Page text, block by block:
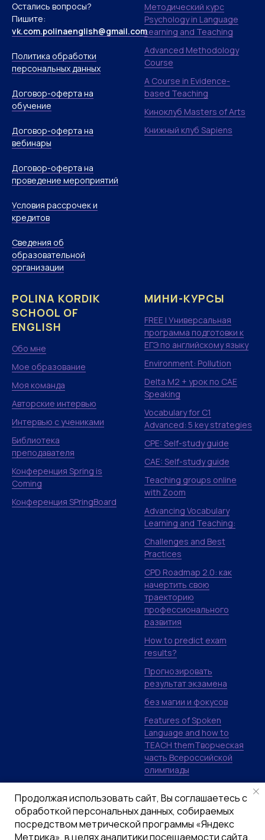
Остались вопросы?
Пишите:
vk.com.polinaenglish@gmail.com
Политика обработки
персональных данных
Договор-оферта на
обучение
Договор-оферта на
вебинары
Договор-оферта на
проведение мероприятий
Условия рассрочек и
кредитов
Сведения об
образовательной
организации
Методический курс
Psychology in Language
Learning and Teaching
Advanced Methodology
Course
A Course in Evidence-
based Teaching
Киноклуб Masters of Arts
Книжный клуб Sapiens
POLINA KORDIK
SCHOOL OF
ENGLISH
Обо мне
Мое образование
Моя команда
Авторские интервью
Интервью с учениками
Библиотека
преподавателя
Конференция Spring is
Coming
Конференция SPringBoard
МИНИ-КУРСЫ
FREE | Универсальная
программа подготовки к
ЕГЭ по английскому языку
Environment: Pollution
Delta M2 + урок по CAE
Speaking
Vocabulary for C1
Advanced: 5 key strategies
CPE: Self-study guide
CAE: Self-study guide
Teaching groups online
with Zoom
Advancing Vocabulary
Learning and Teaching:
Challenges and Best
Practices
CPD Roadmap 2.0: как
начертить свою
траекторию
профессионального
развития
How to predict exam
results?
Прогнозировать
результат экзамена
без магии и фокусов
Features of Spoken
Language and how to
TEACH themТворческая
часть Всероссийской
олимпиады
говорение
Lexis for C1 and C2: idioms
and revision
Продолжая использовать сайт, Вы соглашаетесь с
обработкой персональных данных, собираемых
посредством метрической программы «Яндекс
Метрика», в целях аналитики посещаемости сайта.